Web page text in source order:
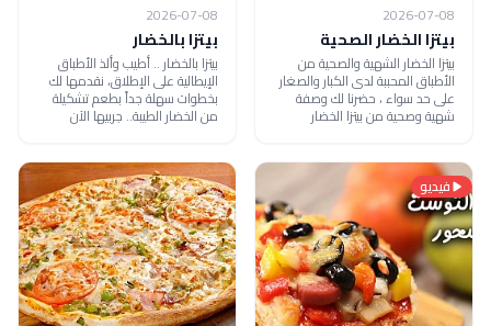
2026-07-08
بيتزا الخضار الصحية
بيتزا الخضار الشهية والصحية من
الأطباق المحببة لدى الكبار والصغار
على حد سواء ، حضرنا لك وصفة
شهية وصحية من بيتزا الخضار
2026-07-08
بيتزا بالخضار
بيتزا بالخضار .. أطيب وألذ الأطباق
الإيطالية على الإطلاق، نقدمها لك
بخطوات سهلة جداً بطعم تشكيلة
من الخضار الطيبة.. جربيها الآن
فيديو